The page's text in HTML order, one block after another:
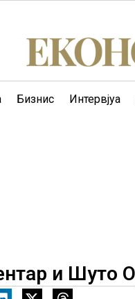
Бизнис Интервјуа
и Шуто